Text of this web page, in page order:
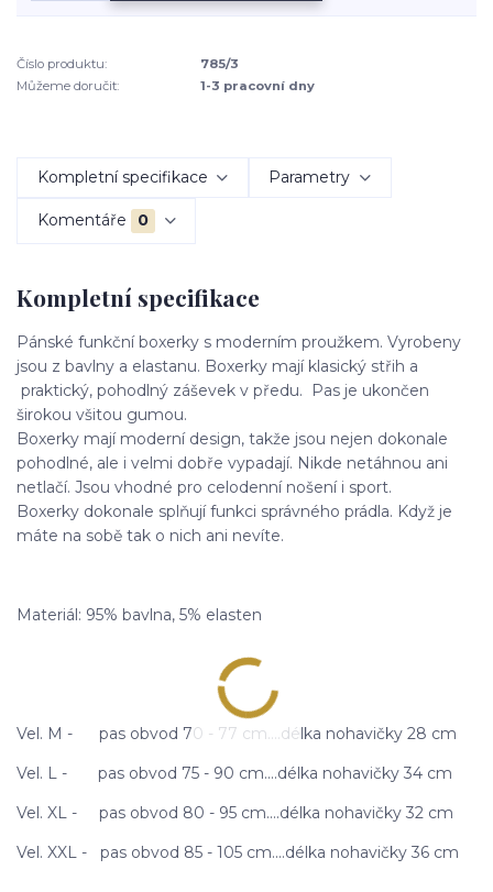
Číslo produktu:
785/3
Můžeme doručit:
1-3 pracovní dny
Kompletní specifikace Parametry
Komentáře 0
Kompletní specifikace
Pánské funkční boxerky s moderním proužkem. Vyrobeny
jsou z bavlny a elastanu. Boxerky mají klasický střih a
praktický, pohodlný záševek v předu. Pas je ukončen
širokou všitou gumou.
Boxerky mají moderní design, takže jsou nejen dokonale
pohodlné, ale i velmi dobře vypadají. Nikde netáhnou ani
netlačí. Jsou vhodné pro celodenní nošení i sport.
Boxerky dokonale splňují funkci správného prádla. Když je
máte na sobě tak o nich ani nevíte.
Materiál: 95% bavlna, 5% elasten
Vel. M - pas obvod 70 - 77 cm....délka nohavičky 28 cm
Vel. L - pas obvod 75 - 90 cm....délka nohavičky 34 cm
Vel. XL - pas obvod 80 - 95 cm....délka nohavičky 32 cm
Vel. XXL - pas obvod 85 - 105 cm....délka nohavičky 36 cm